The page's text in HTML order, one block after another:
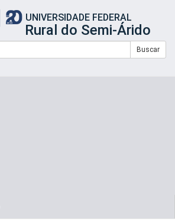
UNIVERSIDADE FEDERAL
Rural do Semi-Árido
Buscar